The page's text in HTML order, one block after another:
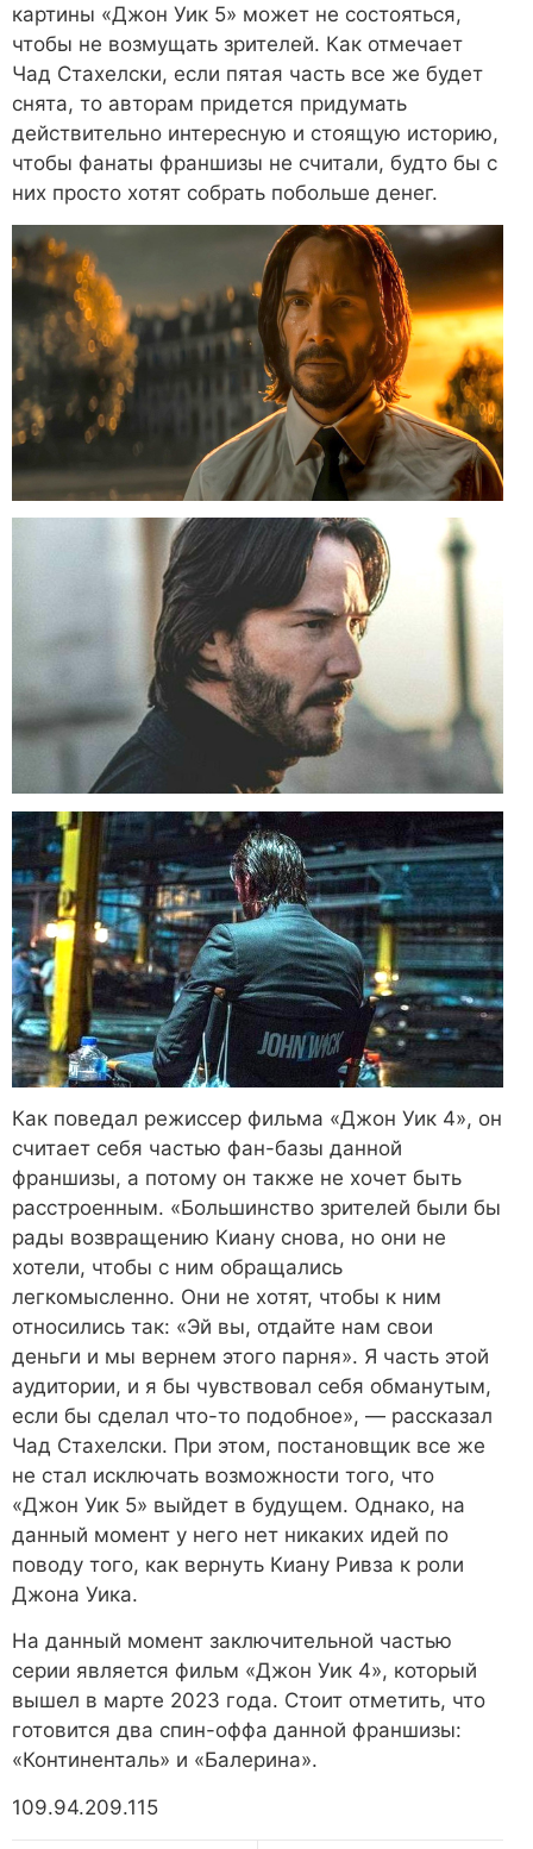
картины «Джон Уик 5» может не состояться,
чтобы не возмущать зрителей. Как отмечает
Чад Стахелски, если пятая часть все же будет
снята, то авторам придется придумать
действительно интересную и стоящую историю,
чтобы фанаты франшизы не считали, будто бы с
них просто хотят собрать побольше денег.
Как поведал режиссер фильма «Джон Уик 4», он
считает себя частью фан-базы данной
франшизы, а потому он также не хочет быть
расстроенным. «Большинство зрителей были бы
рады возвращению Киану снова, но они не
хотели, чтобы с ним обращались
легкомысленно. Они не хотят, чтобы к ним
относились так: «Эй вы, отдайте нам свои
деньги и мы вернем этого парня». Я часть этой
аудитории, и я бы чувствовал себя обманутым,
если бы сделал что-то подобное», — рассказал
Чад Стахелски. При этом, постановщик все же
не стал исключать возможности того, что
«Джон Уик 5» выйдет в будущем. Однако, на
данный момент у него нет никаких идей по
поводу того, как вернуть Киану Ривза к роли
Джона Уика.
На данный момент заключительной частью
серии является фильм «Джон Уик 4», который
вышел в марте 2023 года. Стоит отметить, что
готовится два спин-оффа данной франшизы:
«Континенталь» и «Балерина».
109.94.209.115